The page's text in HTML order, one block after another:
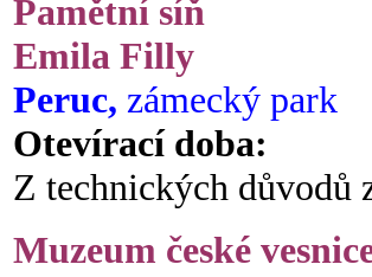
Pamětní síň
Emila Filly
Peruc, zámecký park
Otevírací doba:
Z technických důvodů
Muzeum české